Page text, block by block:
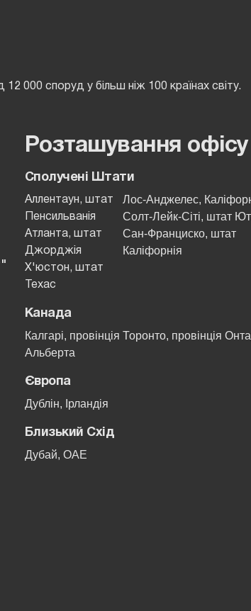
000 споруд у більш ніж 100 країнах світу.
Розташування офісу
Сполучені Штати
Аллентаун, штат
Пенсильванія
Атланта, штат
Джорджія
Х'юстон, штат
Техас
Лос-Анджелес,
Солт-Лейк-Сіті, штат
Сан-Франциско, штат
Каліфорнія
Канада
Калгарі, провінція
Альберта
Торонто, провінція
Європа
Дублін, Ірландія
Близький Схід
Дубай, ОАЕ